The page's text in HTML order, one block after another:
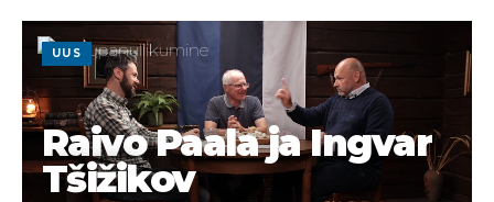
UUS
Raivo Paala ja Ingvar
Tšižikov